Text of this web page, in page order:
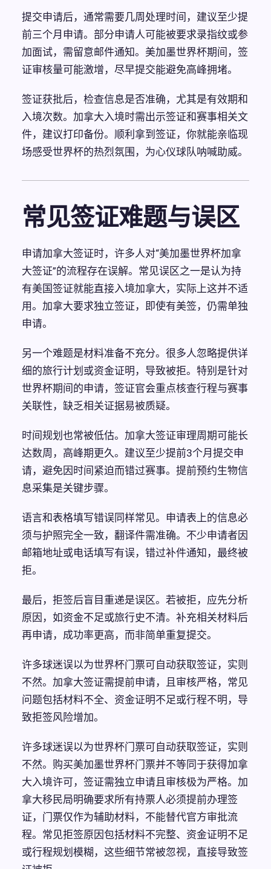
提交申请后，通常需要几周处理时间，建议至少提
前三个月申请。部分申请人可能被要求录指纹或参
加面试，需留意邮件通知。美加墨世界杯期间，签
证审核量可能激增，尽早提交能避免高峰拥堵。
签证获批后，检查信息是否准确，尤其是有效期和
入境次数。加拿大入境时需出示签证和赛事相关文
件，建议打印备份。顺利拿到签证，你就能亲临现
场感受世界杯的热烈氛围，为心仪球队呐喊助威。
常见签证难题与误区
申请加拿大签证时，许多人对“美加墨世界杯加拿
大签证”的流程存在误解。常见误区之一是认为持
有美国签证就能直接入境加拿大，实际上这并不适
用。加拿大要求独立签证，即使有美签，仍需单独
申请。
另一个难题是材料准备不充分。很多人忽略提供详
细的旅行计划或资金证明，导致被拒。特别是针对
世界杯期间的申请，签证官会重点核查行程与赛事
关联性，缺乏相关证据易被质疑。
时间规划也常被低估。加拿大签证审理周期可能长
达数周，高峰期更久。建议至少提前3个月提交申
请，避免因时间紧迫而错过赛事。提前预约生物信
息采集是关键步骤。
语言和表格填写错误同样常见。申请表上的信息必
须与护照完全一致，翻译件需准确。不少申请者因
邮箱地址或电话填写有误，错过补件通知，最终被
拒。
最后，拒签后盲目重递是误区。若被拒，应先分析
原因，如资金不足或旅行史不清。补充相关材料后
再申请，成功率更高，而非简单重复提交。
许多球迷误以为世界杯门票可自动获取签证，实则
不然。加拿大签证需提前申请，且审核严格，常见
问题包括材料不全、资金证明不足或行程不明，导
致拒签风险增加。
许多球迷误以为世界杯门票可自动获取签证，实则
不然。购买美加墨世界杯门票并不等同于获得加拿
大入境许可，签证需独立申请且审核极为严格。加
拿大移民局明确要求所有持票人必须提前办理签
证，门票仅作为辅助材料，不能替代官方审批流
程。常见拒签原因包括材料不完整、资金证明不足
或行程规划模糊，这些细节常被忽视，直接导致签